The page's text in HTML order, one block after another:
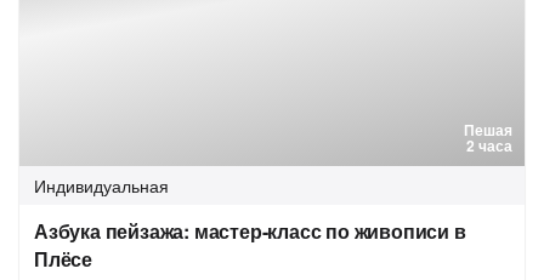
Пешая
2 часа
Индивидуальная
Азбука пейзажа: мастер-класс по живописи в
Плёсе